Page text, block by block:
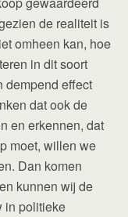
de realiteit is
omheen kan, hoe
in dit soort
dempend effect
dat ook de
en erkennen, dat
moet, willen we
Dan komen
kunnen wij de
in politieke